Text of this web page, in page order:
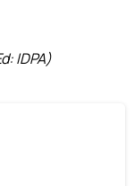
IDPA)